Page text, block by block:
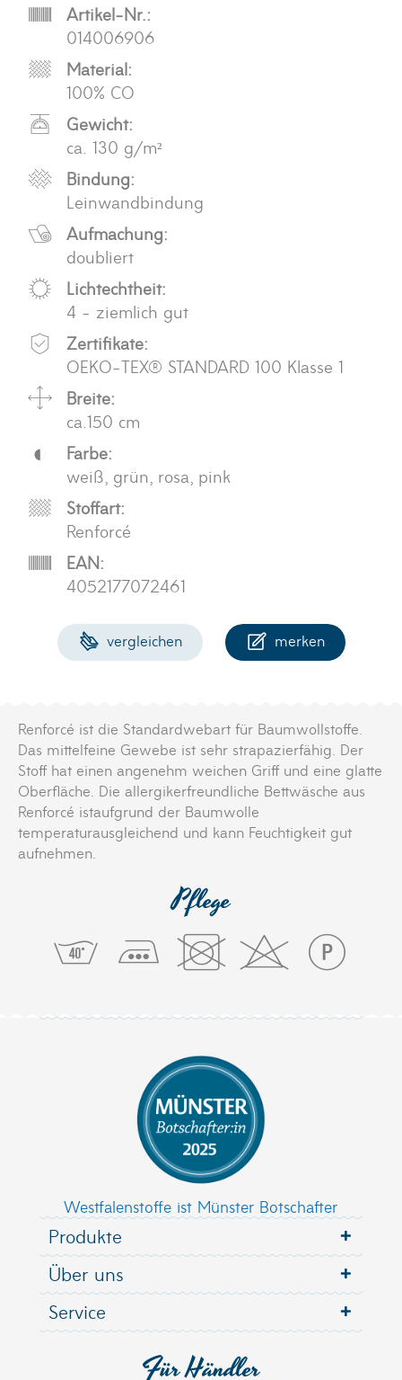
Artikel-Nr.:
014006906
Material:
100% CO
Gewicht:
ca. 130 g/m²
Bindung:
Leinwandbindung
Aufmachung:
doubliert
Lichtechtheit:
4 - ziemlich gut
Zertifikate:
OEKO-TEX® STANDARD 100 Klasse 1
Breite:
ca.150 cm
Farbe:
weiß, grün, rosa, pink
Stoffart:
Renforcé
EAN:
4052177072461
vergleichen merken
Renforcé ist die Standardwebart für Baumwollstoffe.
Das mittelfeine Gewebe ist sehr strapazierfähig. Der
Stoff hat einen angenehm weichen Griff und eine glatte
Oberfläche. Die allergikerfreundliche Bettwäsche aus
Renforcé istaufgrund der Baumwolle
temperaturausgleichend und kann Feuchtigkeit gut
aufnehmen.
Pflege
Westfalenstoffe ist Münster Botschafter
Produkte
Über uns
Service
Für Händler